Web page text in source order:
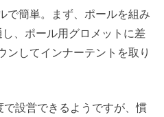
で簡単。まず、ポールを組み
、ポール用グロメットに差
ンしてインナーテントを取り
設営できるようですが、慣